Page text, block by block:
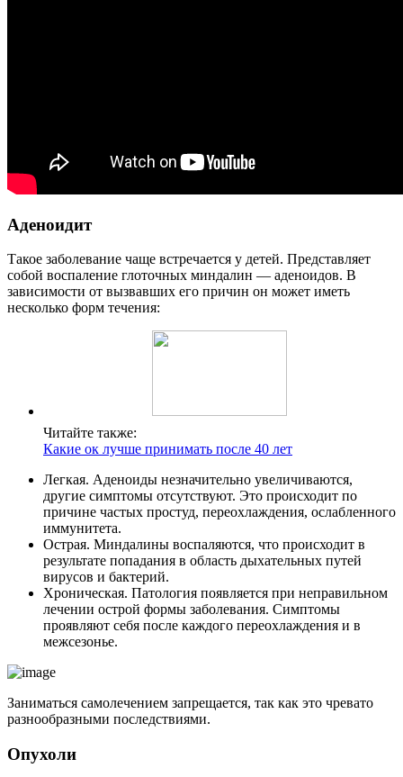
Аденоидит
Такое заболевание чаще встречается у детей. Представляет
собой воспаление глоточных миндалин — аденоидов. В
зависимости от вызвавших его причин он может иметь
несколько форм течения:
Читайте также:
Какие ок лучше принимать после 40 лет
Легкая. Аденоиды незначительно увеличиваются,
другие симптомы отсутствуют. Это происходит по
причине частых простуд, переохлаждения, ослабленного
иммунитета.
Острая. Миндалины воспаляются, что происходит в
результате попадания в область дыхательных путей
вирусов и бактерий.
Хроническая. Патология появляется при неправильном
лечении острой формы заболевания. Симптомы
проявляют себя после каждого переохлаждения и в
межсезонье.
Заниматься самолечением запрещается, так как это чревато
разнообразными последствиями.
Опухоли